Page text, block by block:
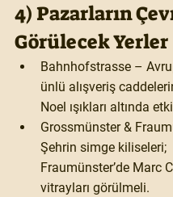
4) Pazarların
Görülecek Yerler
Bahnhofstrasse –
ünlü alışveriş
Noel ışıkları altında
Grossmünster &
Şehrin simge kiliseleri;
Fraumünster’de Marc
vitrayları görülmeli.